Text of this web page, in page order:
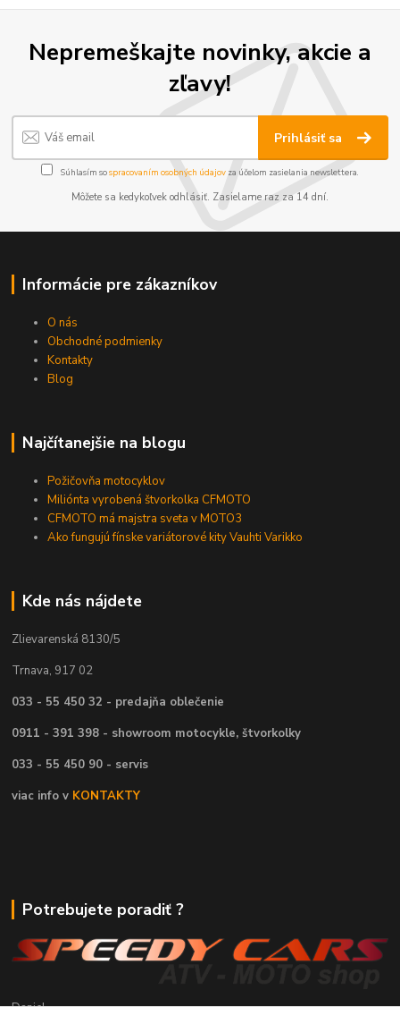
Nepremeškajte novinky, akcie a
zľavy!
Prihlásiť sa
Súhlasím sospracovaním osobných údajov za účelom zasielania newslettera.
Môžete sa kedykoľvek odhlásiť. Zasielame raz za 14 dní.
Informácie pre zákazníkov
O nás
Obchodné podmienky
Kontakty
Blog
Najčítanejšie na blogu
Požičovňa motocyklov
Miliónta vyrobená štvorkolka CFMOTO
CFMOTO má majstra sveta v MOTO3
Ako fungujú fínske variátorové kity Vauhti Varikko
Kde nás nájdete
Zlievarenská 8130/5
Trnava, 917 02
033 - 55 450 32 - predajňa oblečenie
0911 - 391 398 - showroom motocykle, štvorkolky
033 - 55 450 90 - servis
viac info v KONTAKTY
Potrebujete poradiť ?
Daniel